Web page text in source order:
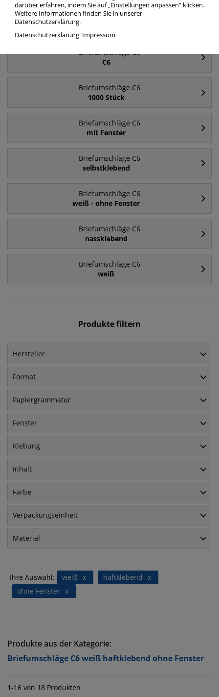
Briefumschläge C6
Briefumschläge C6
C6
Briefumschläge C6
1000 Stück
Briefumschläge C6
mit Fenster
Briefumschläge C6
selbstklebend
Briefumschläge C6
weiß - ohne Fenster
Briefumschläge C6
nassklebend
Briefumschläge C6
weiß
Produkte filtern
Hersteller
Format
Papiergrammatur
Fenster
Klebung
Inhalt
Farbe
Verpackungseinheit
Material
Ihre Auswahl: x
weiß x
haftklebend
x
ohne Fenster
Produkte aus der Kategorie:
Briefumschläge C6 weiß haftklebend ohne Fenster
1-16 von 18 Produkten
darüber erfahren, indem Sie auf „Einstellungen anpassen“ klicken.
Weitere Informationen finden Sie in unserer
Datenschutzerklärung.
Datenschutzerklärung Impressum